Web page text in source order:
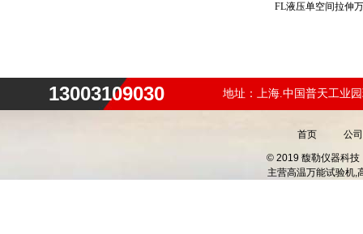
FL液压单空间拉伸
13003109030 地址：上海.中国普天工业
首页 公
© 2019 馥勒仪器科技
主营高温万能试验机,